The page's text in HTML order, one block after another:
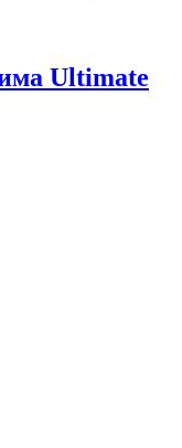
Ultimate